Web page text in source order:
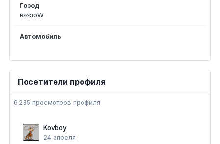
Город
ɐʚʞɔоW
Автомобиль
Посетители профиля
6 235 просмотров профиля
Kovboy
24 апреля